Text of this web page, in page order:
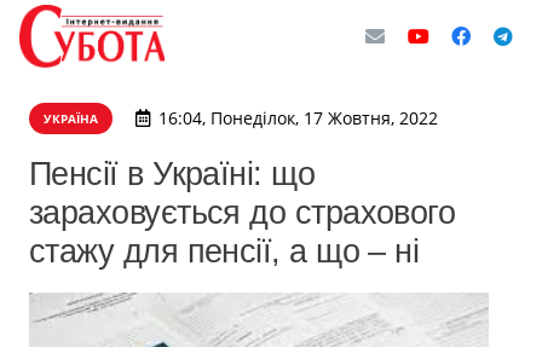
УКРАЇНА 16:04, Понеділок, 17 Жовтня, 2022
Пенсії в Україні: що
зараховується до страхового
стажу для пенсії, а що – ні